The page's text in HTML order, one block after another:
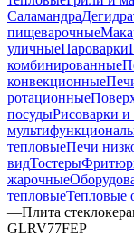
Саламандра
пищеварочные
уличныеПароварки
комбинированные
конвекционные
ротационные
посудыРисоварки и
тепловыеПечи
видТостеры
жарочные
тепловыеТепловые
—Плита
GLRV77FEP